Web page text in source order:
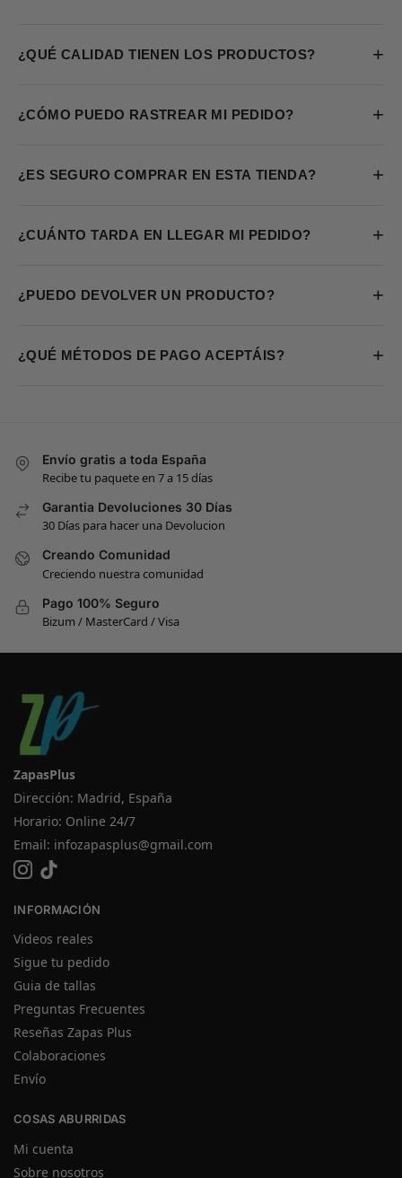
¿QUÉ CALIDAD TIENEN LOS PRODUCTOS? +
¿CÓMO PUEDO RASTREAR MI PEDIDO? +
¿ES SEGURO COMPRAR EN ESTA TIENDA? +
¿CUÁNTO TARDA EN LLEGAR MI PEDIDO? +
¿PUEDO DEVOLVER UN PRODUCTO? +
¿QUÉ MÉTODOS DE PAGO ACEPTÁIS? +
Envío gratis a toda España
Recibe tu paquete en 7 a 15 días
Garantia Devoluciones 30 Días
30 Días para hacer una Devolucion
Creando Comunidad
Creciendo nuestra comunidad
Pago 100% Seguro
Bizum / MasterCard / Visa
ZapasPlus
Dirección: Madrid, España
Horario: Online 24/7
Email: infozapasplus@gmail.com
INFORMACIÓN
Videos reales
Sigue tu pedido
Guia de tallas
Preguntas Frecuentes
Reseñas Zapas Plus
Colaboraciones
Envío
COSAS ABURRIDAS
Mi cuenta
Sobre nosotros